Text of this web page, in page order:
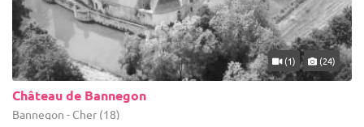
(1) (24)
Château de Bannegon
Bannegon - Cher (18)